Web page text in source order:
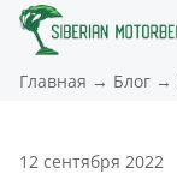
Главная → Блог →
12 сентября 2022